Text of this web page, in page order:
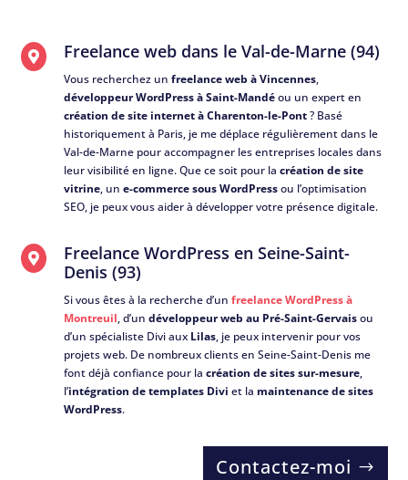
 Freelance web dans le Val-de-Marne (94)
Vous recherchez un freelance web à Vincennes,
développeur WordPress à Saint-Mandéou un expert en
création de site internet à Charenton-le-Pont? Basé
historiquement à Paris, je me déplace régulièrement dans le
Val-de-Marne pour accompagner les entreprises locales dans
leur visibilité en ligne. Que ce soit pour la création de site
vitrine, un e-commerce sous WordPressou l’optimisation
SEO, je peux vous aider à développer votre présence digitale.

Freelance WordPress en Seine-Saint-
Denis (93)
Si vous êtes à la recherche d’un freelance WordPress à
Montreuil, d’un développeur web au Pré-Saint-Gervaisou
d’un spécialiste Divi aux Lilas, je peux intervenir pour vos
projets web. De nombreux clients en Seine-Saint-Denis me
font déjà confiance pour la création de sites sur-mesure,
l’intégration de templates Divi et la maintenance de sites
WordPress.
Contactez-moi